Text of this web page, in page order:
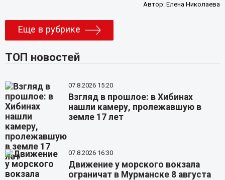
Автор:Елена Николаева
Еще в рубрике
ТОП новостей
07.8.2026 15:20
Взгляд в прошлое: в Хибинах
нашли камеру, пролежавшую в
земле 17 лет
07.8.2026 16:30
Движение у морского вокзала
ограничат в Мурманске 8 августа